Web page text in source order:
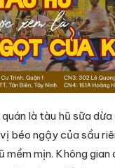
là tàu hũ sữa
béo ngậy của sầu
mềm mịn. Không